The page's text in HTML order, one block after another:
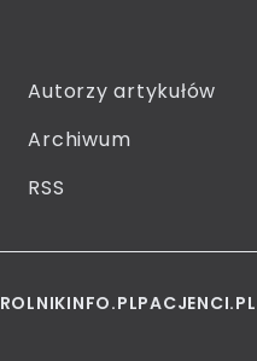
Emerytura
Dzieci
Moda
Autorzy artykułów
Archiwum
RSS
ROLNIKINFO.PLPACJENCI.PL